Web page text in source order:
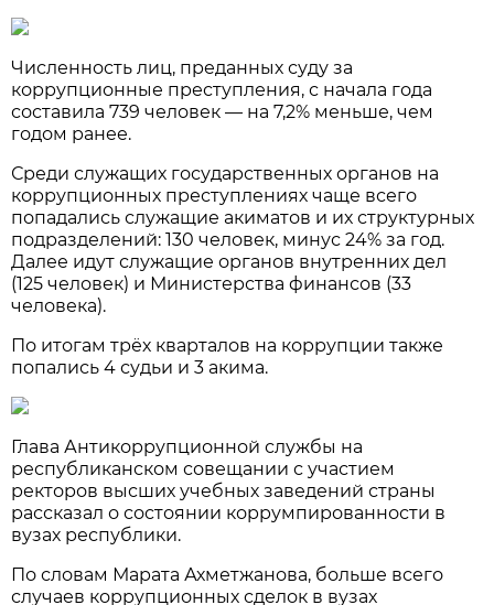
Численность лиц, преданных суду за
коррупционные преступления, с начала года
составила 739 человек — на 7,2% меньше, чем
годом ранее.
Среди служащих государственных органов на
коррупционных преступлениях чаще всего
попадались служащие акиматов и их структурных
подразделений: 130 человек, минус 24% за год.
Далее идут служащие органов внутренних дел
(125 человек) и Министерства финансов (33
человека).
По итогам трёх кварталов на коррупции также
попались 4 судьи и 3 акима.
Глава Антикоррупционной службы на
республиканском совещании с участием
ректоров высших учебных заведений страны
рассказал о состоянии коррумпированности в
вузах республики.
По словам Марата Ахметжанова, больше всего
случаев коррупционных сделок в вузах